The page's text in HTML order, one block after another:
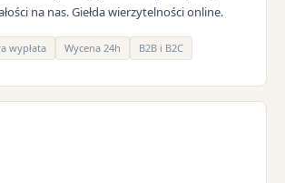
na nas. Giełda wierzytelności online.
wypłata Wycena 24h B2B i B2C